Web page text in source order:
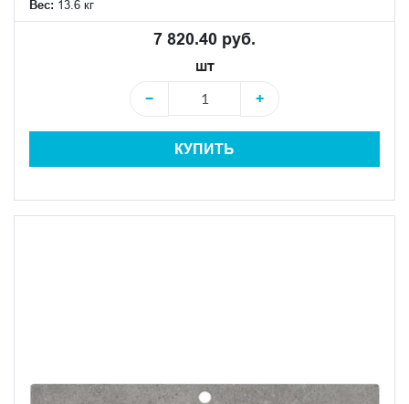
Вес: 13.6 кг
7 820.40 руб.
шт
−
+
КУПИТЬ